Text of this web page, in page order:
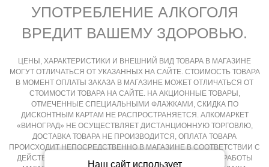
Наш сайт использует
УПОТРЕБЛЕНИЕ АЛКОГОЛЯ
ВРЕДИТ ВАШЕМУ ЗДОРОВЬЮ.
ЦЕНЫ, ХАРАКТЕРИСТИКИ И ВНЕШНИЙ ВИД ТОВАРА В МАГАЗИНЕ
МОГУТ ОТЛИЧАТЬСЯ ОТ УКАЗАННЫХ НА САЙТЕ. СТОИМОСТЬ ТОВАРА
В МОМЕНТ ОПЛАТЫ ЗАКАЗА В МАГАЗИНЕ МОЖЕТ ОТЛИЧАТЬСЯ ОТ
СТОИМОСТИ ТОВАРА НА САЙТЕ. НА АКЦИОННЫЕ ТОВАРЫ,
ОТМЕЧЕННЫЕ СПЕЦИАЛЬНЫМИ ФЛАЖКАМИ, СКИДКА ПО
ДИСКОНТНЫМ КАРТАМ НЕ РАСПРОСТРАНЯЕТСЯ. АЛКОМАРКЕТ
«ВИНОГРАД» НЕ ОСУЩЕСТВЛЯЕТ ДИСТАНЦИОННУЮ ТОРГОВЛЮ,
ДОСТАВКА ТОВАРА НЕ ПРОИЗВОДИТСЯ, ОПЛАТА ТОВАРА
ПРОИСХОДИТ НЕПОСРЕДСТВЕННО В МАГАЗИНЕ В СООТВЕТСТВИИ С
ДЕЙСТВУЮЩИМ ЗАКОНОДАТЕЛЬСТВОМ РФ И РЕЖИМОМ РАБОТЫ